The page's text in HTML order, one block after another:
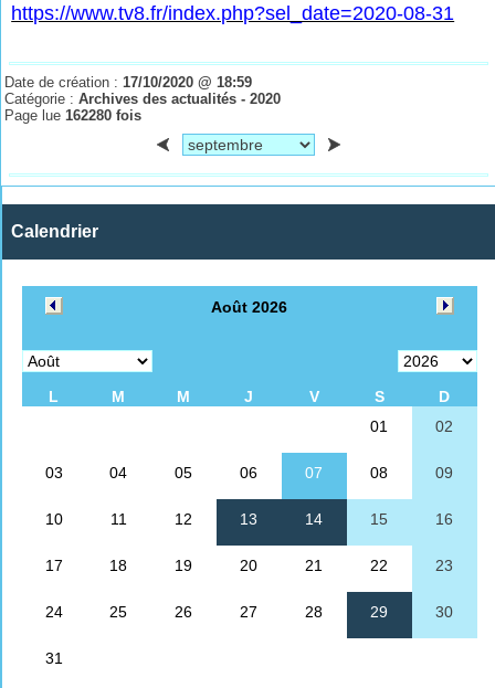
https://www.tv8.fr/index.php?sel_date=2020-08-31
Date de création : 17/10/2020 @ 18:59
Catégorie :Archives des actualités - 2020
Page lue 162280 fois
Calendrier